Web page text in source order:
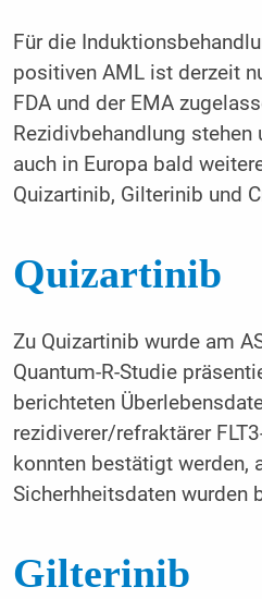
Für die
positiven AML ist derzeit
FDA und der EMA
Rezidivbehandlung
auch in Europa bald
Quizartinib, Gilterinib und
Quizartinib
Zu Quizartinib wurde am
Quantum-R-Studie
berichteten
rezidiverer/refraktärer
konnten bestätigt werden,
Sicherhheitsdaten wurden
Gilterinib